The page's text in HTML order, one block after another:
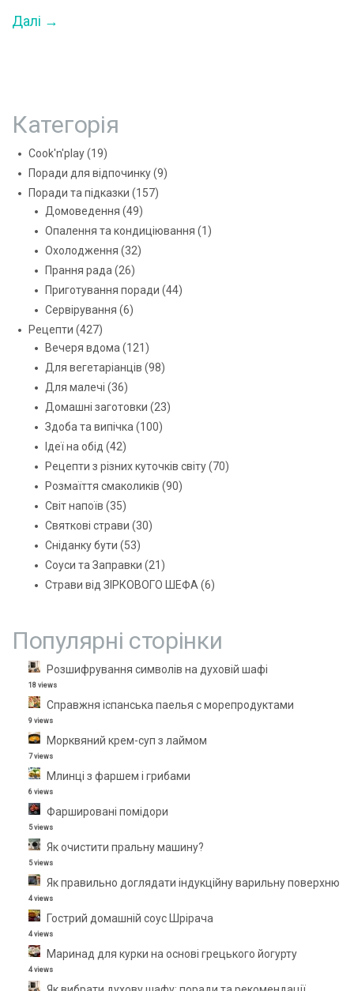
Далі →
Категорія
Cook'n'play(19)
Поради для відпочинку(9)
Поради та підказки (157)
Домоведення (49)
Опалення та кондиціювання (1)
Охолодження (32)
Прання рада(26)
Приготування поради (44)
Сервірування (6)
Рецепти (427)
Вечеря вдома(121)
Для вегетаріанців (98)
Для малечі (36)
Домашні заготовки (23)
Здоба та випічка(100)
Ідеї на обід (42)
Рецепти з різних куточків світу(70)
Розмаїття смаколиків (90)
Світ напоїв (35)
Святкові страви (30)
Сніданку бути (53)
Соуси та Заправки (21)
Страви від ЗІРКОВОГО ШЕФА(6)
Популярні сторінки
Розшифрування символів на духовій шафі
18 views
Справжня іспанська паелья с морепродуктами
9 views
Морквяний крем-суп з лаймом
7 views
Млинці з фаршем і грибами
6 views
Фаршировані помідори
5 views
Як очистити пральну машину?
5 views
Як правильно доглядати індукційну варильну поверхню
4 views
Гострий домашній соус Шрірача
4 views
Маринад для курки на основі грецького йогурту
4 views